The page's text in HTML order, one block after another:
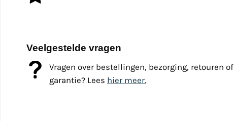
Veelgestelde vragen
Vragen over bestellingen, bezorging, retouren of
garantie? Lees hier meer.